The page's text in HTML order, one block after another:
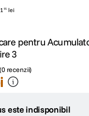
91 lei
pentru
3
(0 recenzii)
este indisponibil